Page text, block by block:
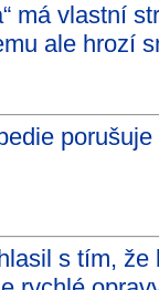
má vlastní
ale hrozí
s tím,